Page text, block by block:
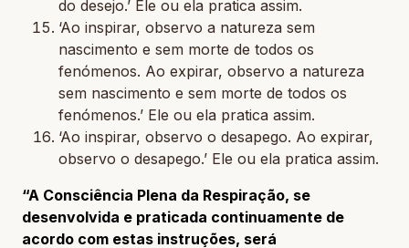
do desejo.’ Ele ou ela pratica assim.
‘Ao inspirar, observo a natureza sem
nascimento e sem morte de todos os
fenómenos. Ao expirar, observo a natureza
sem nascimento e sem morte de todos os
fenómenos.’ Ele ou ela pratica assim.
‘Ao inspirar, observo o desapego. Ao expirar,
observo o desapego.’ Ele ou ela pratica assim.
“A Consciência Plena da Respiração, se
desenvolvida e praticada continuamente de
acordo com estas instruções, será